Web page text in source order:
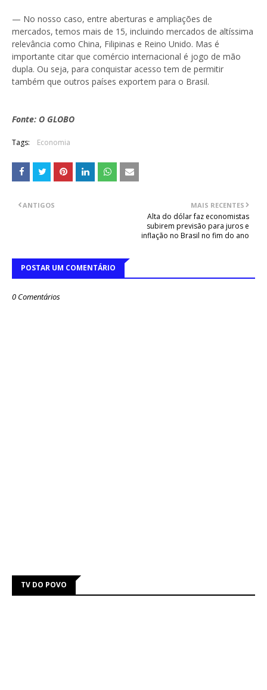
— No nosso caso, entre aberturas e ampliações de
mercados, temos mais de 15, incluindo mercados de altíssima
relevância como China, Filipinas e Reino Unido. Mas é
importante citar que comércio internacional é jogo de mão
dupla. Ou seja, para conquistar acesso tem de permitir
também que outros países exportem para o Brasil.
Fonte: O GLOBO
Tags: Economia
MAIS RECENTES
Alta do dólar faz economistas
subirem previsão para juros e
inflação no Brasil no fim do ano
ANTIGOS
POSTAR UM COMENTÁRIO
0 Comentários
TV DO POVO